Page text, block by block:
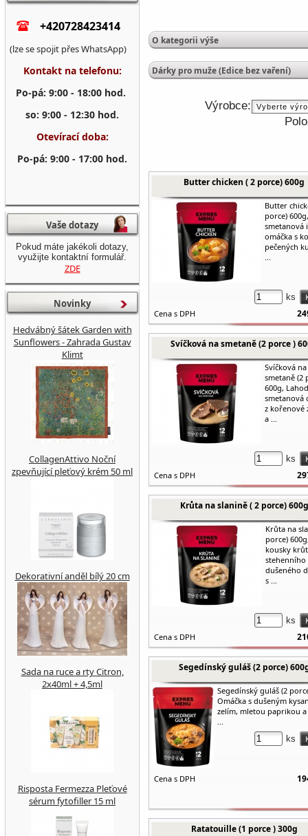
O kategorii výše
Dárky pro muže (Edice bez vaření)
Výrobce:
Butter chicken ( 2 porce) 600g
Butter
porce)
smetanová
omáčka s
pečených
...
ks
Cena s DPH
Svíčková na smetaně (2 porce )
Svíčková na
smetaně (2
600g,
smetanová
z kořenové
a ...
ks
Cena s DPH
Krůta na slanině ( 2 porce) 600g
Krůta na
porce)
kousky
stehenního
dušeného
s ...
ks
Cena s DPH
Segedínský guláš (2 porce)
Segedínský guláš (2
Omáčka s dušeným
zelím, mletou paprikou
...
ks
Cena s DPH
Ratatouille (1 porce ) 300g
+420728423414
(lze se spojit přes WhatsApp)
Kontakt na telefonu:
Po-pá: 9:00 - 18:00 hod.
so: 9:00 - 12:30 hod.
Otevírací doba:
Po-pá: 9:00 - 17:00 hod.
Vaše dotazy
Pokud máte jakékoli dotazy,
využijte kontaktní formulář.
ZDE
Novinky
Hedvábný šátek Garden with
Sunflowers - Zahrada Gustav
Klimt
CollagenAttivo Noční
zpevňující pleťový krém 50 ml
Dekorativní anděl bílý 20 cm
Sada na ruce a rty Citron,
2x40ml + 4,5ml
Risposta Fermezza Pleťové
sérum fytofiller 15 ml